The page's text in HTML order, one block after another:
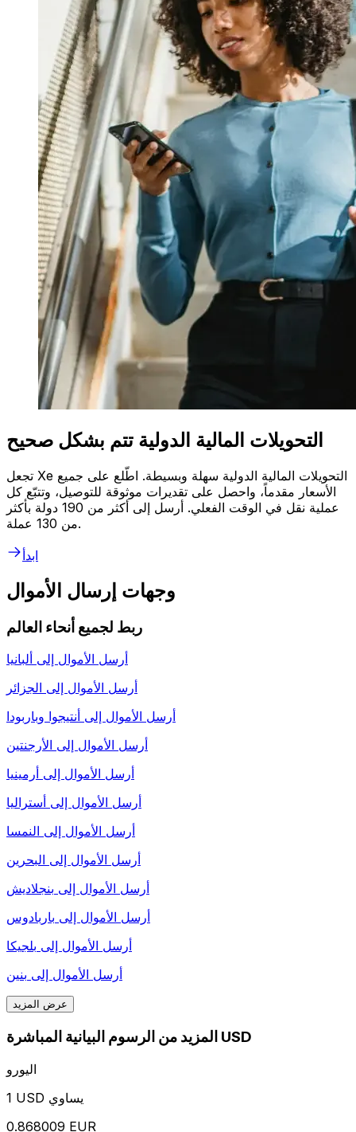
التحويلات المالية الدولية تتم بشكل صحيح
تجعل Xe التحويلات المالية الدولية سهلة وبسيطة. اطّلع على جميع
الأسعار مقدماً، واحصل على تقديرات موثوقة للتوصيل، وتتبّع كل
عملية نقل في الوقت الفعلي. أرسل إلى أكثر من 190 دولة بأكثر
من 130 عملة.
ابدأ
وجهات إرسال الأموال
ربط لجميع أنحاء العالم
أرسل الأموال إلى ألبانيا
أرسل الأموال إلى الجزائر
أرسل الأموال إلى أنتيجوا وباربودا
أرسل الأموال إلى الأرجنتين
أرسل الأموال إلى أرمينيا
أرسل الأموال إلى أستراليا
أرسل الأموال إلى النمسا
أرسل الأموال إلى البحرين
أرسل الأموال إلى بنجلاديش
أرسل الأموال إلى باربادوس
أرسل الأموال إلى بلجيكا
أرسل الأموال إلى بنين
عرض المزيد
المزيد من الرسوم البيانية المباشرة USD
اليورو
1 USD يساوي
0.868009 EUR